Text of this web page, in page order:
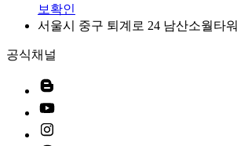
보확인
서울시 중구 퇴계로 24 남산소월타워
공식채널